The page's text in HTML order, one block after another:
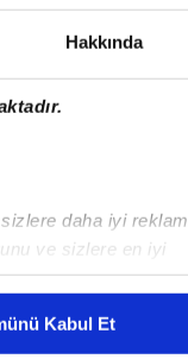
Hakkında
daha iyi reklam
ve sizlere en iyi
karşılamak
Kabul Et